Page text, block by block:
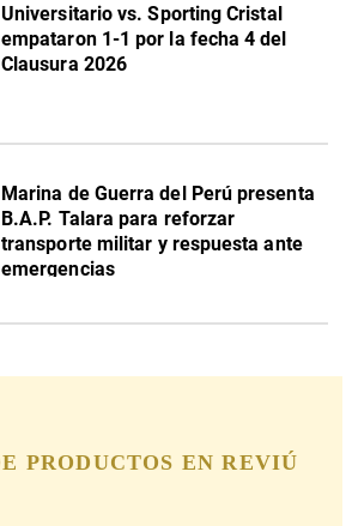
Universitario vs. Sporting Cristal
empataron 1-1 por la fecha 4 del
Clausura 2026
Marina de Guerra del Perú presenta
B.A.P. Talara para reforzar
transporte militar y respuesta ante
emergencias